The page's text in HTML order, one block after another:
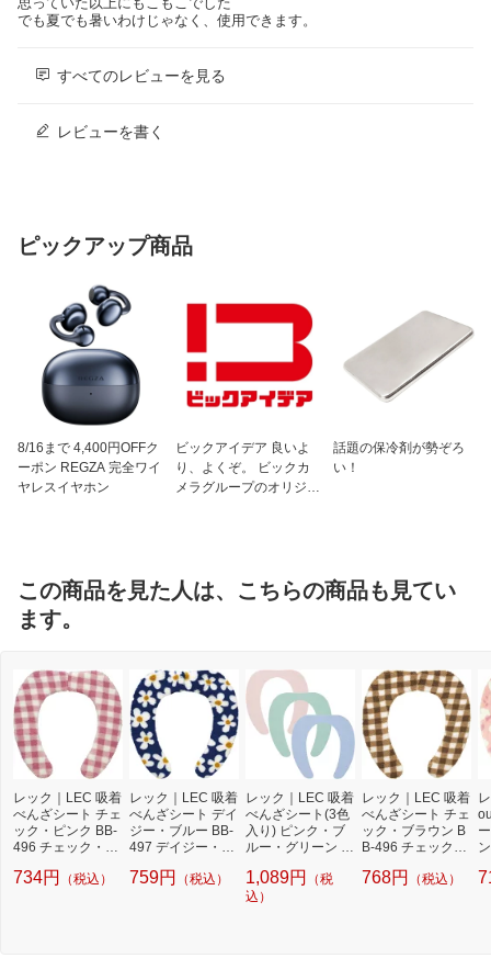
でも夏でも暑いわけじゃなく、使用できます。
すべてのレビューを見る
レビューを書く
ピックアップ商品
8/16まで 4,400円OFFク
ーポン REGZA 完全ワイ
ヤレスイヤホン
ビックアイデア 良いよ
り、よくぞ。 ビックカ
メラグループのオリジナ
話題の保冷剤が勢ぞろ
い！
この商品を見た人は、こちらの商品も見てい
ます。
レック｜LEC 吸着
べんざシート チェ
ック・ピンク BB-
496 チェック・ピ
734円 （税込）
レック｜LEC 吸着
べんざシート デイ
ジー・ブルー BB-
497 デイジー・ブ
759円 （税込）
レック｜LEC 吸着
べんざシート(3色
入り) ピンク・ブ
ルー・グリーン B
ルー・グリーン
1,089円
（税
込）
レック｜LEC 吸着
べんざシート チェ
ック・ブラウン B
B-496 チェック・
768円 （税込）